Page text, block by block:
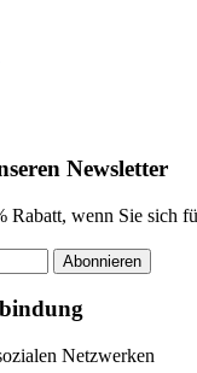
Newsletter
Rabatt, wenn Sie sich
Abonnieren
Netzwerken